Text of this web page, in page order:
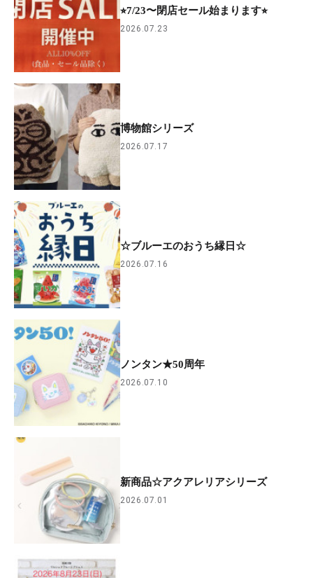
⭐︎7/23〜閉店セール始まります⭐︎
2026.07.23
博物館シリーズ
2026.07.17
☆ブルーエのおうち縁日☆
2026.07.16
ノンタン★50周年
2026.07.10
新商品☆アクアレリアシリーズ
2026.07.01